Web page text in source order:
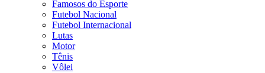
Famosos do Esporte
Futebol Nacional
Futebol Internacional
Lutas
Motor
Tênis
Vôlei